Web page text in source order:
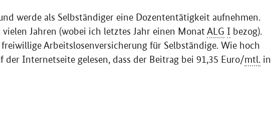
werde als Selbständiger eine Dozententätigkeit aufnehmen.
Jahren (wobei ich letztes Jahr einen MonatALG I bezog).
Arbeitslosenversicherung für Selbständige. Wie hoch
der Internetseite gelesen, dass der Beitrag bei 91,35 Euro/mtl. in